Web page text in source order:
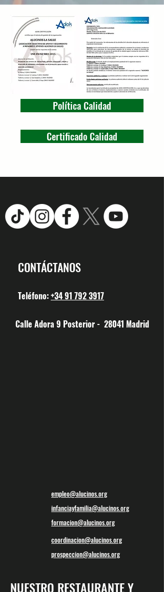
Política Calidad
Certificado Calidad
CONTÁCTANOS
Teléfono:+34 91 792 3917
Calle Adora 9 Posterior - 28041 Madrid
empleo@alucinos.org
infanciayfamilia@alucinos.org
formacion@alucinos.org
coordinacion@alucinos.org
prospeccion@alucinos.org
NUESTRO RESTAURANTE Y